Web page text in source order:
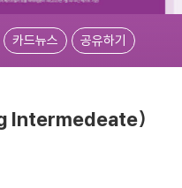
카드뉴스 공유하기
Intermedeate)